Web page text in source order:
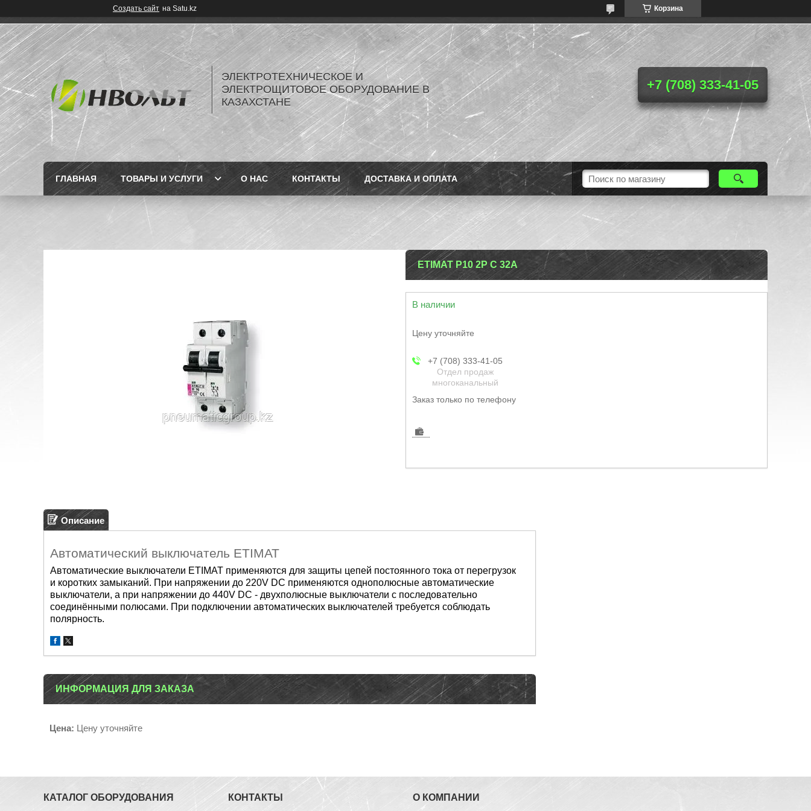
Создать сайт на Satu.kz Корзина
ЭЛЕКТРОТЕХНИЧЕСКОЕ И
ЭЛЕКТРОЩИТОВОЕ ОБОРУДОВАНИЕ В
КАЗАХСТАНЕ
+7 (708) 333-41-05
ГЛАВНАЯ ТОВАРЫ И УСЛУГИ О НАС КОНТАКТЫ ДОСТАВКА И ОПЛАТА
ETIMAT P10 2P C 32A
В наличии
Цену уточняйте
+7 (708) 333-41-05
Отдел продаж
многоканальный
Заказ только по телефону
Описание
Автоматический выключатель ETIMAT
Автоматические выключатели ETIMAT применяются для защиты цепей постоянного тока от перегрузок
и коротких замыканий. При напряжении до 220V DC применяются однополюсные автоматические
выключатели, а при напряжении до 440V DC - двухполюсные выключатели с последовательно
соединёнными полюсами. При подключении автоматических выключателей требуется соблюдать
полярность.
ИНФОРМАЦИЯ ДЛЯ ЗАКАЗА
Цена: Цену уточняйте
КАТАЛОГ ОБОРУДОВАНИЯ КОНТАКТЫ О КОМПАНИИ